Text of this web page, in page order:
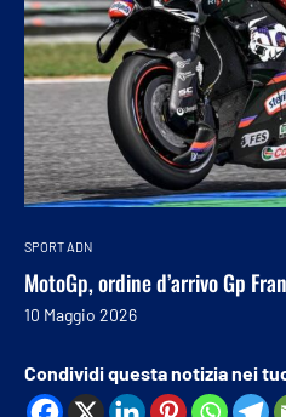
SPORT ADN
MotoGp, ordine d’arrivo Gp
10 Maggio 2026
Condividi questa notizia nei